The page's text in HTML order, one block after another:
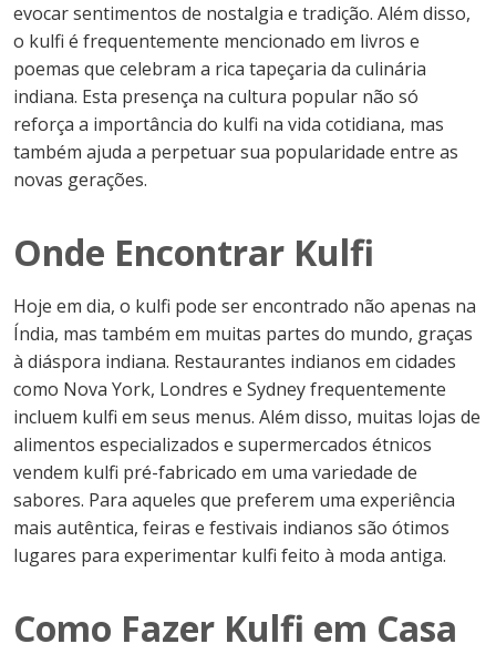
evocar sentimentos de nostalgia e tradição. Além disso,
o kulfi é frequentemente mencionado em livros e
poemas que celebram a rica tapeçaria da culinária
indiana. Esta presença na cultura popular não só
reforça a importância do kulfi na vida cotidiana, mas
também ajuda a perpetuar sua popularidade entre as
novas gerações.
Onde Encontrar Kulfi
Hoje em dia, o kulfi pode ser encontrado não apenas na
Índia, mas também em muitas partes do mundo, graças
à diáspora indiana. Restaurantes indianos em cidades
como Nova York, Londres e Sydney frequentemente
incluem kulfi em seus menus. Além disso, muitas lojas de
alimentos especializados e supermercados étnicos
vendem kulfi pré-fabricado em uma variedade de
sabores. Para aqueles que preferem uma experiência
mais autêntica, feiras e festivais indianos são ótimos
lugares para experimentar kulfi feito à moda antiga.
Como Fazer Kulfi em Casa